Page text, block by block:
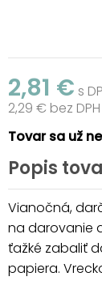
2,81 € s
2,29 € bez DPH
Tovar sa už
Popis
Vianočná,
na darovanie
ťažké zabaliť
papiera.